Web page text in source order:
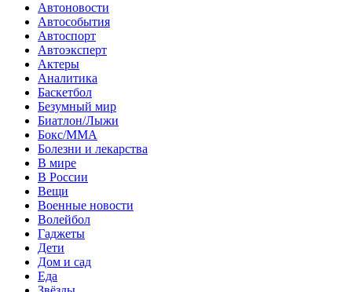
Автоновости
Автособытия
Автоспорт
Автоэксперт
Актеры
Аналитика
Баскетбол
Безумный мир
Биатлон/Лыжи
Бокс/MMA
Болезни и лекарства
В мире
В России
Вещи
Военные новости
Волейбол
Гаджеты
Дети
Дом и сад
Еда